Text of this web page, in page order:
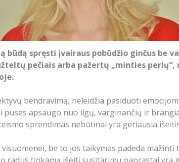
spręsti įvairaus pobūdžio ginčus be
pečiais arba pažertų „minties perlų“,
bendravimą, neleidžia pasiduoti
apsaugo nuo ilgų, varginančių ir
sprendimas nebūtinai yra geriausia
be to jos taikymas padeda mažinti